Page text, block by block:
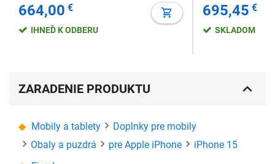
664,00 €
IHNEĎ K ODBERU
695,45 €
SKLADOM
ZARADENIE PRODUKTU
Mobily a tablety
Doplnky pre mobily
Obaly a puzdrá
pre Apple iPhone
iPhone 15